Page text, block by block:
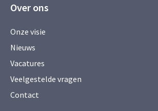
Over ons
Onze visie
Nieuws
Vacatures
Veelgestelde vragen
Contact